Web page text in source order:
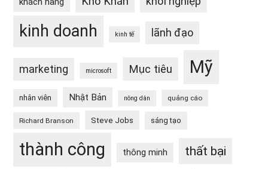
kinh doanh kinh tế lãnh đạo
marketing microsoft Mục tiêu Mỹ
nhân viên Nhật Bản nông dân quảng cáo
Richard Branson Steve Jobs sáng tạo
thành công thông minh thất bại